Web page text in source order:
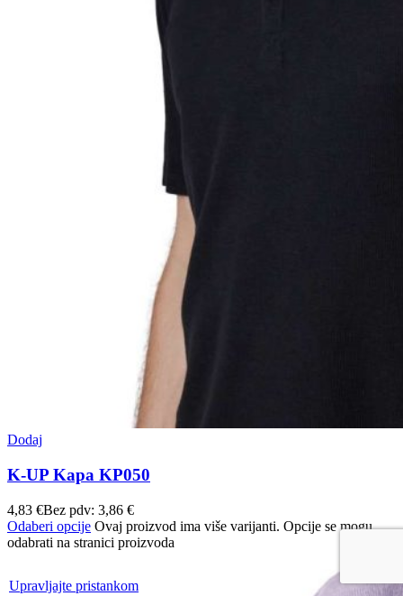
Dodaj
K-UP Kapa KP050
4,83 €Bez pdv: 3,86 €
Odaberi opcije Ovaj proizvod ima više varijanti. Opcije se mogu
odabrati na stranici proizvoda
Upravljajte pristankom